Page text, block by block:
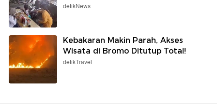
detikNews
Kebakaran Makin Parah, Akses
Wisata di Bromo Ditutup Total!
detikTravel